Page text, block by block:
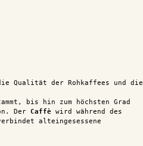
Qualität der Rohkaffees und die
bis hin zum höchsten Grad
Der Caffè wird während des
alteingesessene